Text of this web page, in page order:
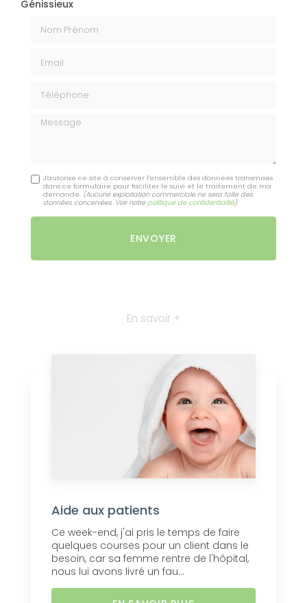
Génissieux
Message
J'autorise ce site à conserver l'ensemble des données transmises
dans ce formulaire pour faciliter le suivi et le traitement de ma
demande. (Aucune exploitation commerciale ne sera faite des
données concervées. Voir notre politique de confidentialité)
En savoir +
Aide aux patients
Ce week-end, j'ai pris le temps de faire
quelques courses pour un client dans le
besoin, car sa femme rentre de l'hôpital,
nous lui avons livré un fau...